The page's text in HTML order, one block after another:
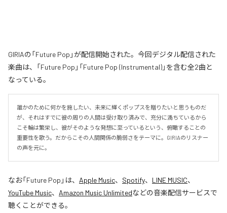
GIRIAの「Future Pop」が配信開始された。今回デジタル配信された
楽曲は、「Future Pop」「Future Pop (Instrumental)」を含む全2曲と
なっている。
誰かのために何かを施したい、未来に輝くポップスを贈りたいと思うものだ
が、それはすでに彼の周りの人間は受け取り済みで、充分に満ちているから
こそ輪は繁栄し、彼がそのような発想に至っているという、俯瞰することの
重要性を歌う。だからこその人間関係の脆弱さをテーマに。GIRIAのリスナー
の声を元に。
なお「Future Pop 」は、 Apple Music、 Spotify、 LINE MUSIC、
YouTube Music、 Amazon Music Unlimitedなどの音楽配信サービスで
聴くことができる。